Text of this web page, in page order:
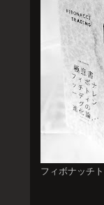
フィボナッチ